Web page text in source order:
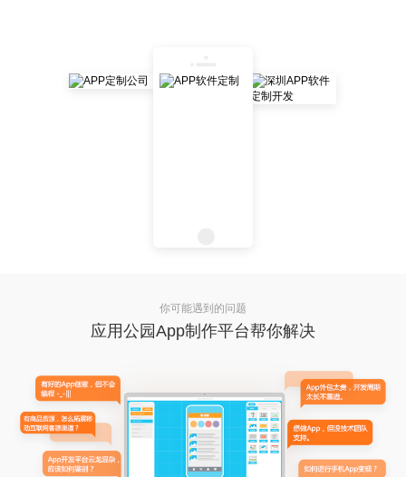
你可能遇到的问题
应用公园App制作平台帮你解决